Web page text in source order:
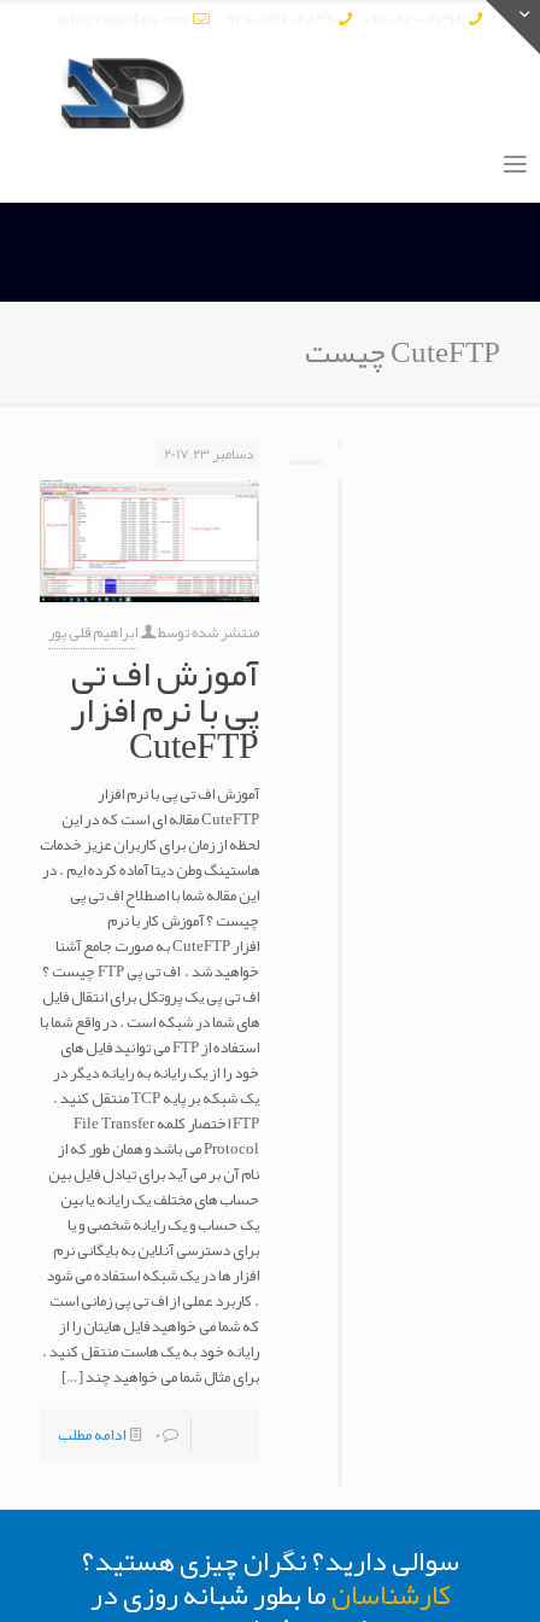
CuteFTP چیست
دسامبر 23, 2017
منتشر شده توسط ابراهیم قلی پور
آموزش اف تی
پی با نرم افزار
CuteFTP
آموزش اف تی پی با نرم افزار
CuteFTP مقاله ای است که در این
لحظه از زمان برای کاربران عزیز خدمات
هاستینگ وطن دیتا آماده کرده ایم . در
این مقاله شما با اصطلاح اف تی پی
چیست ؟ آموزش کار با نرم
افزار CuteFTP به صورت جامع آشنا
خواهید شد . اف تی پی FTP چیست ؟
اف تی پی یک پروتکل برای انتقال فایل
های شما در شبکه است . در واقع شما با
استفاده از FTP می توانید فایل های
خود را از یک رایانه به رایانه دیگر در
یک شبکه بر پایه TCP منتقل کنید .
FTP اختصار کلمه File Transfer
Protocol می باشد و همان طور که از
نام آن بر می آید برای تبادل فایل بین
حساب های مختلف یک رایانه یا بین
یک حساب و یک رایانه شخصی و یا
برای دسترسی آنلاین به بایگانی نرم
افزار ها در یک شبکه استفاده می شود
. کاربرد عملی از اف تی پی زمانی است
که شما می خواهید فایل هایتان را از
رایانه خود به یک هاست منتقل کنید .
برای مثال شما می خواهید چند[…]
0
ادامه مطلب
سوالی دارید؟ نگران چیزی هستید؟
کارشناسانما بطور شبانه روزی در